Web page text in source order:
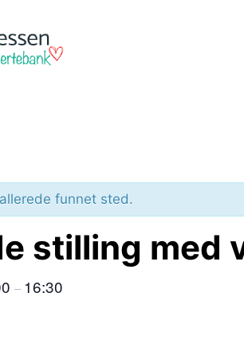
funnet sted.
stilling med
– 16:30